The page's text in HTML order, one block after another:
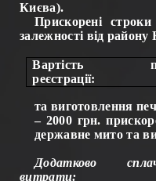
Києва).
Прискорені
залежності від району
Вартість
реєстрації:
та виготовлення
– 2000 грн.
державне мито та
Додатково
витрати: